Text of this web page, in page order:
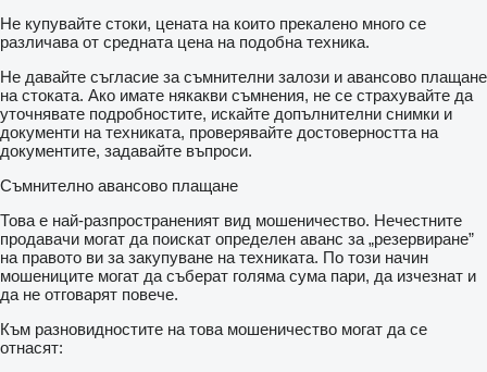
Freiberufler
Klein
vorbehalten
tuner
roadworthy
Не купувайте стоки, цената на които прекалено много се
различава от средната цена на подобна техника.
Не давайте съгласие за съмнителни залози и авансово плащане
на стоката. Ако имате някакви съмнения, не се страхувайте да
уточнявате подробностите, искайте допълнителни снимки и
документи на техниката, проверявайте достоверността на
документите, задавайте въпроси.
Съмнително авансово плащане
Това е най-разпространеният вид мошеничество. Нечестните
продавачи могат да поискат определен аванс за „резервиране”
на правото ви за закупуване на техниката. По този начин
мошениците могат да съберат голяма сума пари, да изчезнат и
да не отговарят повече.
Към разновидностите на това мошеничество могат да се
отнасят: